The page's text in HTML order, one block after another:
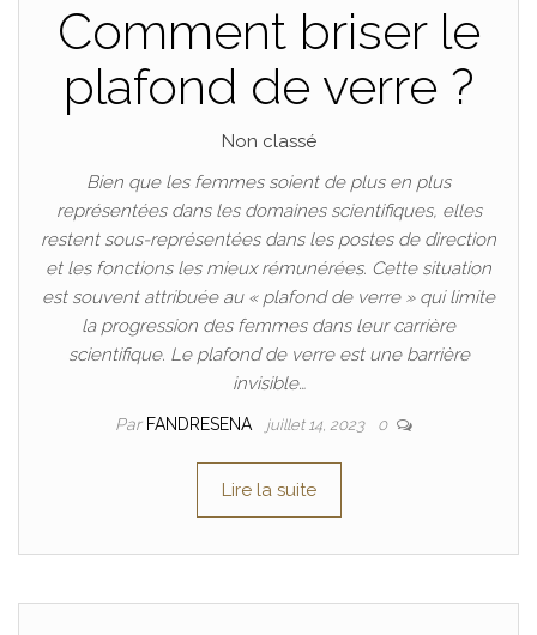
Comment briser le
plafond de verre ?
Non classé
Bien que les femmes soient de plus en plus
représentées dans les domaines scientifiques, elles
restent sous-représentées dans les postes de direction
et les fonctions les mieux rémunérées. Cette situation
est souvent attribuée au « plafond de verre » qui limite
la progression des femmes dans leur carrière
scientifique. Le plafond de verre est une barrière
invisible…
Par FANDRESENA juillet 14, 2023 0
Lire la suite